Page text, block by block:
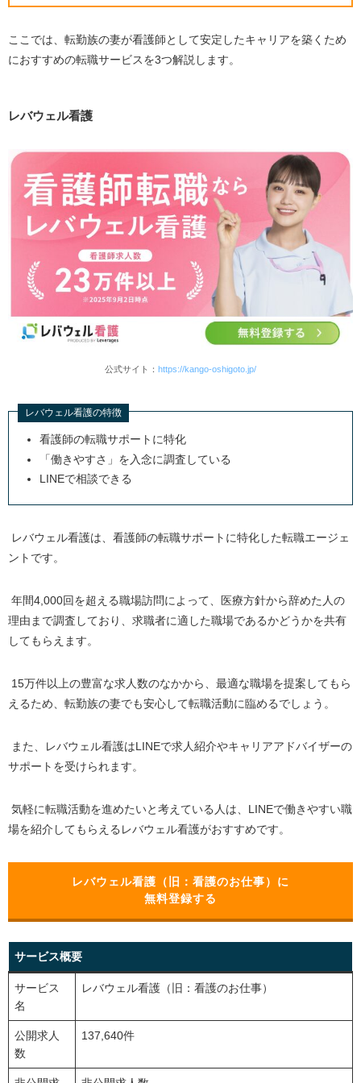
ここでは、転勤族の妻が看護師として安定したキャリアを築くため
におすすめの転職サービスを3つ解説します。
レバウェル看護
公式サイト： https://kango-oshigoto.jp/
レバウェル看護の特徴
看護師の転職サポートに特化
「働きやすさ」を入念に調査している
LINEで相談できる
レバウェル看護は、看護師の転職サポートに特化した転職エージェ
ントです。
年間4,000回を超える職場訪問によって、医療方針から辞めた人の
理由まで調査しており、求職者に適した職場であるかどうかを共有
してもらえます。
15万件以上の豊富な求人数のなかから、最適な職場を提案してもら
えるため、転勤族の妻でも安心して転職活動に臨めるでしょう。
また、レバウェル看護はLINEで求人紹介やキャリアアドバイザーの
サポートを受けられます。
気軽に転職活動を進めたいと考えている人は、 LINEで働きやすい職
場を紹介してもらえるレバウェル看護がおすすめです。
レバウェル看護（旧：看護のお仕事）に
無料登録する
サービス概要
サービス
名
レバウェル看護（旧：看護のお仕事）
公開求人
数
137,640件